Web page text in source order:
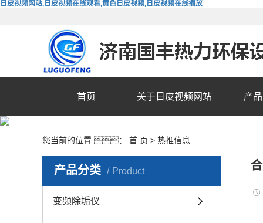
日皮视频网站,日皮视频在线观看,黄色日皮视频,日皮视频在线播放
首页 关于日皮视频网站 产
您当前的位置 ： 首 页 > 热推信息
产品分类 Product
变频除垢仪